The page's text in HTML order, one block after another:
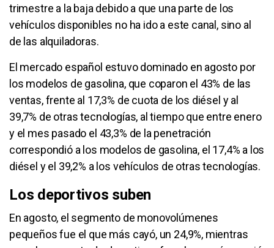
trimestre a la baja debido a que una parte de los
vehículos disponibles no ha ido a este canal, sino al
de las alquiladoras.
El mercado español estuvo dominado en agosto por
los modelos de gasolina, que coparon el 43% de las
ventas, frente al 17,3% de cuota de los diésel y al
39,7% de otras tecnologías, al tiempo que entre enero
y el mes pasado el 43,3% de la penetración
correspondió a los modelos de gasolina, el 17,4% a los
diésel y el 39,2% a los vehículos de otras tecnologías.
Los deportivos suben
En agosto, el segmento de monovolúmenes
pequeños fue el que más cayó, un 24,9%, mientras